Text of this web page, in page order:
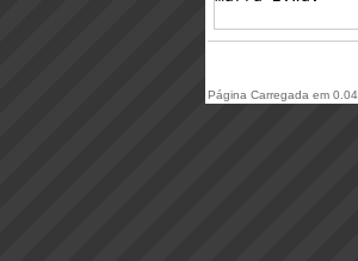
Página Carregada em